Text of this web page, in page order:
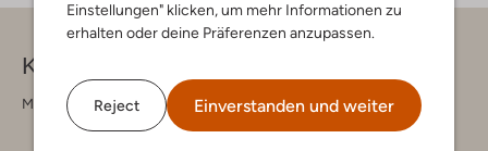
Einstellungen" klicken, um mehr Informationen zu
erhalten oder deine Präferenzen anzupassen.
Reject Einverstanden und weiter
Kontakt
Montag - Freitag 09:00 - 17:00 uur